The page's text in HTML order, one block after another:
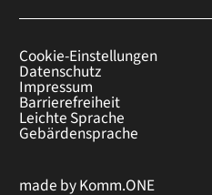
Cookie-Einstellungen
Datenschutz
Impressum
Barrierefreiheit
Leichte Sprache
Gebärdensprache
made byKomm.ONE